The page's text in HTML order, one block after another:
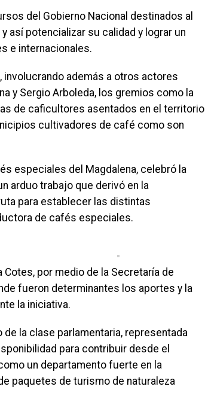
del Gobierno Nacional destinados al
así potencializar su calidad y lograr un
e internacionales.
involucrando además a otros actores
y Sergio Arboleda, los gremios como la
de caficultores asentados en el territorio
cultivadores de café como son
especiales del Magdalena, celebró la
arduo trabajo que derivó en la
para establecer las distintas
de cafés especiales.
por medio de la Secretaría de
fueron determinantes los aportes y la
la iniciativa.
la clase parlamentaria, representada
para contribuir desde el
un departamento fuerte en la
paquetes de turismo de naturaleza